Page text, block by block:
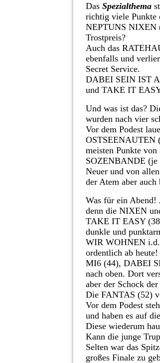
Das Spezialthema
richtig viele Punkte
NEPTUNS NIXEN
Trostpreis?
Auch das
ebenfalls und
Secret Service.
DABEI SEIN IST
und TAKE IT
Und was ist das?
wurden nach vier
Vor dem Podest
OSTSEENAUTEN
meisten Punkte
SOZENBANDE (je
Neuer und von
der Atem aber
Was für ein Abend!
denn die NIXEN
TAKE IT EASY
dunkle und
WIR WOHNEN
ordentlich ab heute!
MI6 (44), DABEI
nach oben. Dort
aber der Schock
Die FANTAS (52)
Vor dem Podest
und haben es auf
Diese wiederum
Kann die junge
Selten war das
großes Finale zu